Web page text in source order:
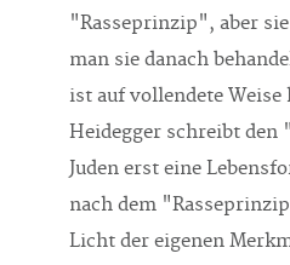
"Rasseprinzip", aber
man sie danach
ist auf vollendete
Heidegger schreibt den
Juden erst eine
nach dem
Licht der eigenen